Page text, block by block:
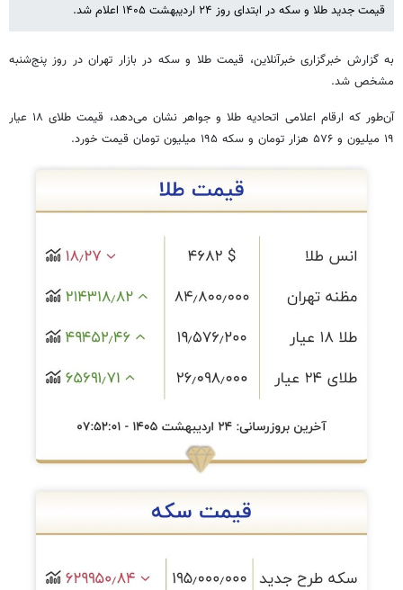
قیمت جدید طلا و سکه در ابتدای روز ۲۴ اردیبهشت ۱۴۰۵ اعلام شد.
به گزارش خبرگزاری خبرآنلاین، قیمت طلا و سکه در بازار تهران در روز پنج‌شنبه
مشخص شد.
آن‌طور که ارقام اعلامی اتحادیه طلا و جواهر نشان می‌دهد، قیمت طلای ۱۸ عیار
۱۹ میلیون و ۵۷۶ هزار تومان و سکه ۱۹۵ میلیون تومان قیمت خورد.